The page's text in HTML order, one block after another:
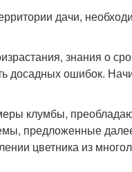
дачи,
знания о
досадных ошибок.
клумбы,
предложенные
цветника из